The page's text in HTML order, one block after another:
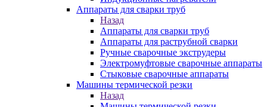
Аппараты для сварки труб
Назад
Аппараты для сварки труб
Аппараты для раструбной сварки
Ручные сварочные экструдеры
Электромуфтовые сварочные аппараты
Стыковые сварочные аппараты
Машины термической резки
Назад